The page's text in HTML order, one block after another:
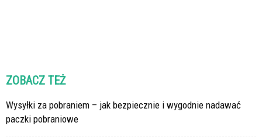
ZOBACZ TEŻ
Wysyłki za pobraniem – jak bezpiecznie i wygodnie nadawać
paczki pobraniowe